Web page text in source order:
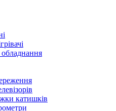
катишків